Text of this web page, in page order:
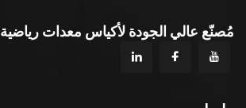
مُصنّع عالي الجودة لأكياس معدات رياضية